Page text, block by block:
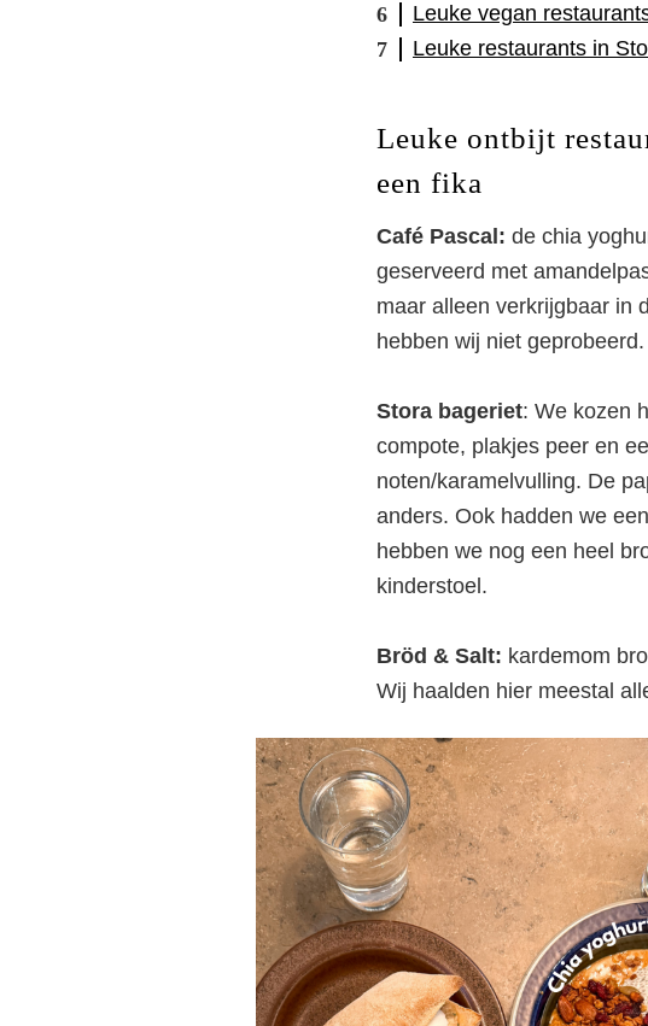
Leuke vegan
Leuke restaurants in
Leuke ontbijt
een fika
Café Pascal: de chia
geserveerd met
maar alleen verkrijgbaar in
hebben wij niet
Stora bageriet: We kozen
compote, plakjes peer en
noten/karamelvulling. De
anders. Ook hadden we
hebben we nog een heel
kinderstoel.
Bröd & Salt: kardemom
Wij haalden hier meestal